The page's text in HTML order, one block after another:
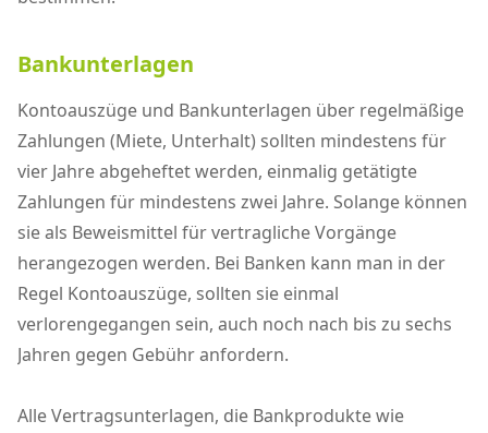
Bankunterlagen
Kontoauszüge und Bankunterlagen über regelmäßige
Zahlungen (Miete, Unterhalt) sollten mindestens für
vier Jahre abgeheftet werden, einmalig getätigte
Zahlungen für mindestens zwei Jahre. Solange können
sie als Beweismittel für vertragliche Vorgänge
herangezogen werden. Bei Banken kann man in der
Regel Kontoauszüge, sollten sie einmal
verlorengegangen sein, auch noch nach bis zu sechs
Jahren gegen Gebühr anfordern.
Alle Vertragsunterlagen, die Bankprodukte wie